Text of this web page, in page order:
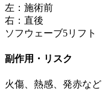
左：施術前
右：直後
ソフウェーブ5リフト
副作用・リスク
火傷、熱感、発赤など